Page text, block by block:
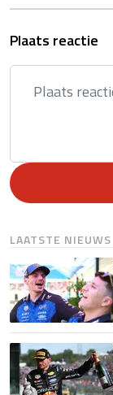
Plaats reactie
LAATSTE NIEUWS